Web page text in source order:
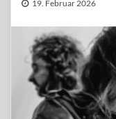
19. Februar 2026